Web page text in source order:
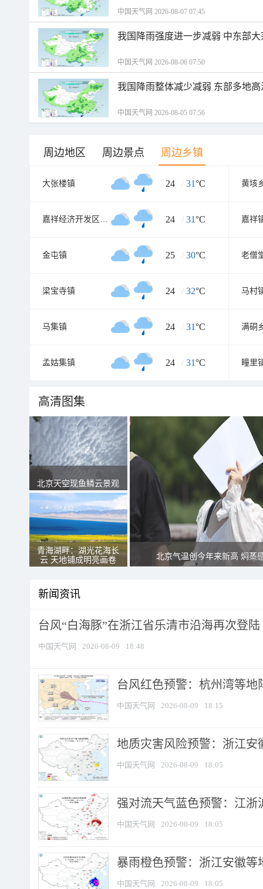
中国天气网 2026-08-07 07:45
我国降雨强度进一步减弱 中东部
中国天气网 2026-08-06 07:50
我国降雨整体减少减弱 东部多地
中国天气网 2026-08-05 07:56
周边地区 周边景点 周边乡镇
大张楼镇 24 / 31°C 黄垓
嘉祥经济开发区管理委员会 24 / 31°C 嘉祥
金屯镇 25 / 30°C 老僧
梁宝寺镇 24 / 32°C 马村
马集镇 24 / 31°C 满硐
孟姑集镇 24 / 31°C 疃里
高清图集
北京天空现鱼鳞云景观
青海湖畔：湖光花海长
云 天地铺成明亮画卷
北京气温创今年来新高 焖蒸
新闻资讯
台风“白海豚”在浙江省乐清市沿海再次登陆
中国天气网 2026-08-09 18:48
台风红色预警：杭州湾等地
中国天气网 2026-08-09 18:15
地质灾害风险预警：浙江安
中国天气网 2026-08-09 18:05
强对流天气蓝色预警：江浙
中国天气网 2026-08-09 18:05
暴雨橙色预警：浙江安徽等
中国天气网 2026-08-09 18:05